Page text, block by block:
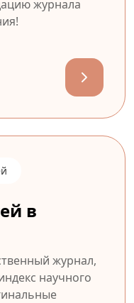
журнала
в
журнал,
научного